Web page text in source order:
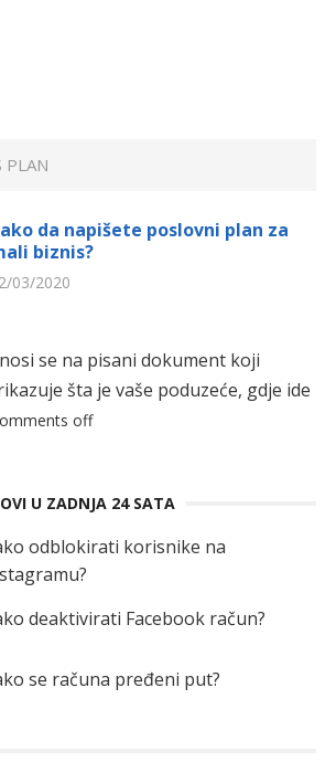
PLAN
da napišete poslovni plan za
biznis?
03/2020
se na pisani dokument koji
šta je vaše poduzeće, gdje ide
off
U ZADNJA 24 SATA
odblokirati korisnike na
deaktivirati Facebook račun?
se računa pređeni put?